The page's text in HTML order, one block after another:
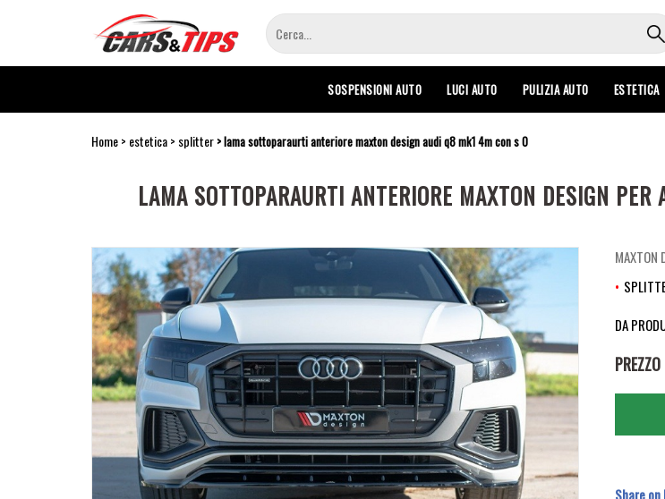
principale
SOSPENSIONI AUTO LUCI AUTO PULIZIA AUTO ESTETICA
Home estetica splitter lama sottoparaurti anteriore maxton design audi q8 mk1 4m con s 0
LAMA SOTTOPARAURTI ANTERIORE MAXTON DESIGN
MAXTON
DA
PREZZO
Share on